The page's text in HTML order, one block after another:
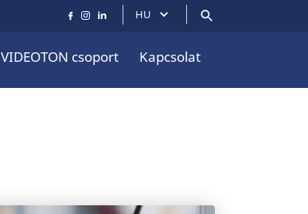
HU
VIDEOTON csoport Kapcsolat